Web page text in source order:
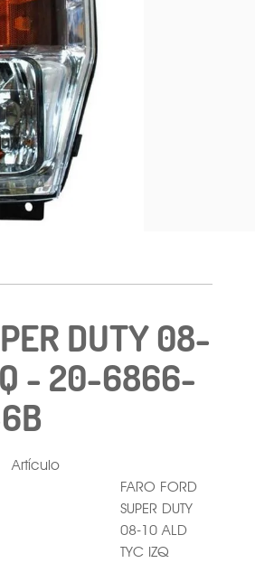
DUTY 08-
- 20-6866-
Artículo
FARO FORD
SUPER DUTY
08-10 ALD
TYC IZQ